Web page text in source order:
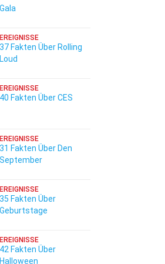
Gala
EREIGNISSE
37 Fakten Über Rolling
Loud
EREIGNISSE
40 Fakten Über CES
EREIGNISSE
31 Fakten Über Den
September
EREIGNISSE
35 Fakten Über
Geburtstage
EREIGNISSE
42 Fakten Über
Halloween